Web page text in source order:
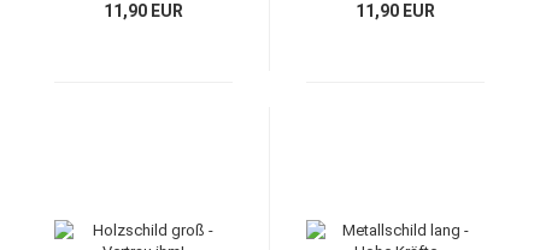
11,90 EUR 11,90 EUR